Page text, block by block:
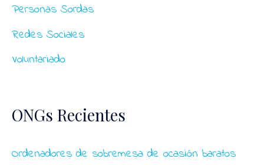
Personas Sordas
Redes Sociales
Voluntariado
ONGs Recientes
Ordenadores de sobremesa de ocasión baratos